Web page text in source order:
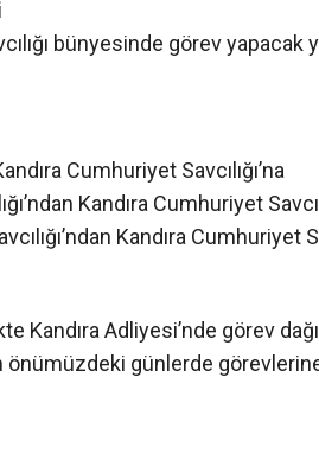
Cumhuriyet Savcılığı’na
Kandıra Cumhuriyet
Kandıra Cumhuriyet
Kandıra Adliyesi’nde görev
günlerde görevlerine